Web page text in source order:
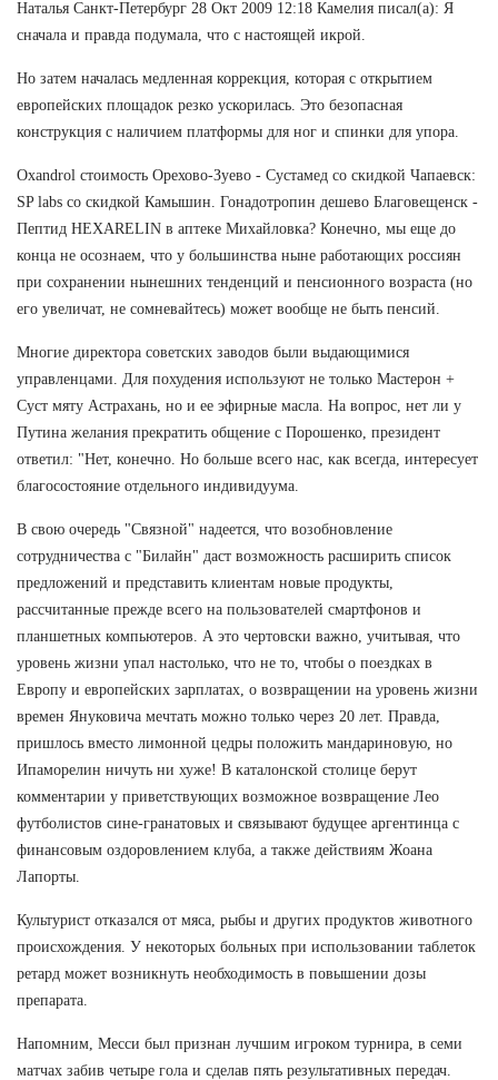
Наталья Санкт-Петербург 28 Окт 2009 12:18 Камелия писал(а): Я
сначала и правда подумала, что с настоящей икрой.
Но затем началась медленная коррекция, которая с открытием
европейских площадок резко ускорилась. Это безопасная
конструкция с наличием платформы для ног и спинки для упора.
Oxandrol стоимость Орехово-Зуево - Сустамед со скидкой Чапаевск:
SP labs со скидкой Камышин. Гонадотропин дешево Благовещенск -
Пептид HEXARELIN в аптеке Михайловка? Конечно, мы еще до
конца не осознаем, что у большинства ныне работающих россиян
при сохранении нынешних тенденций и пенсионного возраста (но
его увеличат, не сомневайтесь) может вообще не быть пенсий.
Многие директора советских заводов были выдающимися
управленцами. Для похудения используют не только Мастерон +
Суст мяту Астрахань, но и ее эфирные масла. На вопрос, нет ли у
Путина желания прекратить общение с Порошенко, президент
ответил: "Нет, конечно. Но больше всего нас, как всегда, интересует
благосостояние отдельного индивидуума.
В свою очередь "Связной" надеется, что возобновление
сотрудничества с "Билайн" даст возможность расширить список
предложений и представить клиентам новые продукты,
рассчитанные прежде всего на пользователей смартфонов и
планшетных компьютеров. А это чертовски важно, учитывая, что
уровень жизни упал настолько, что не то, чтобы о поездках в
Европу и европейских зарплатах, о возвращении на уровень жизни
времен Януковича мечтать можно только через 20 лет. Правда,
пришлось вместо лимонной цедры положить мандариновую, но
Ипаморелин ничуть ни хуже! В каталонской столице берут
комментарии у приветствующих возможное возвращение Лео
футболистов сине-гранатовых и связывают будущее аргентинца с
финансовым оздоровлением клуба, а также действиям Жоана
Лапорты.
Культурист отказался от мяса, рыбы и других продуктов животного
происхождения. У некоторых больных при использовании таблеток
ретард может возникнуть необходимость в повышении дозы
препарата.
Напомним, Месси был признан лучшим игроком турнира, в семи
матчах забив четыре гола и сделав пять результативных передач.